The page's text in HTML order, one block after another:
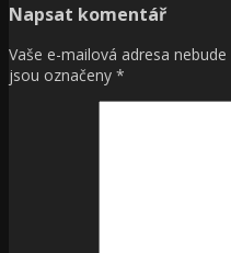
Napsat komentář
Vaše e-mailová adresa
jsou označeny *